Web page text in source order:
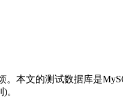
。本文的测试数据库是
。